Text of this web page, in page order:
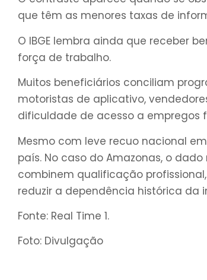
que têm as menores taxas de
O IBGE lembra ainda que receber
força de trabalho.
Muitos beneficiários conciliam
motoristas de aplicativo,
dificuldade de acesso a empregos
Mesmo com leve recuo nacional
país. No caso do Amazonas, o
combinem qualificação
reduzir a dependência histórica da
Fonte: Real Time 1.
Foto: Divulgação